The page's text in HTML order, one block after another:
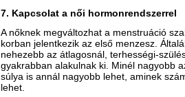
7. Kapcsolat a női hormonrendszerrel
A nőknek megváltozhat a menstruáció
korban jelentkezik az első menzesz.
nehezebb az átlagosnál, terhességi-
gyakrabban alakulnak ki. Minél nagyobb
súlya is annál nagyobb lehet, aminek
lehet.